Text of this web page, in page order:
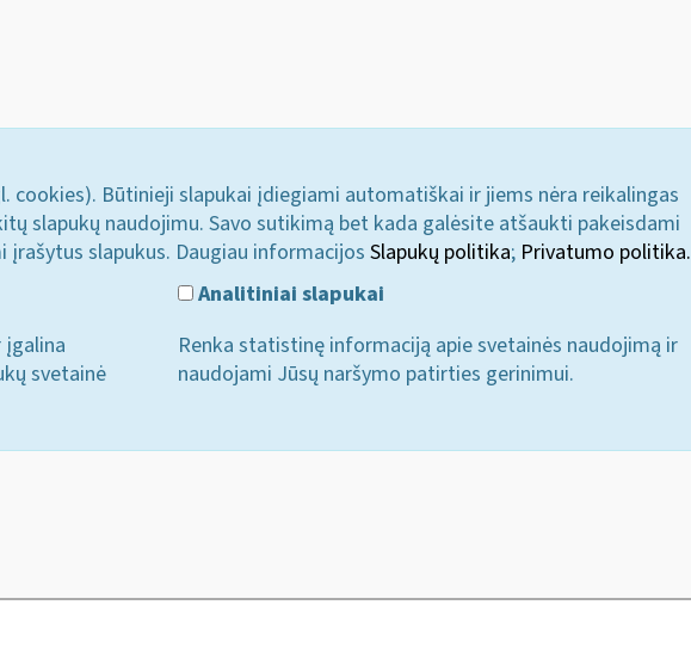
cookies). Būtinieji slapukai įdiegiami automatiškai ir jiems nėra reikalingas
slapukų naudojimu. Savo sutikimą bet kada galėsite atšaukti pakeisdami
slapukus. Daugiau informacijos Slapukų politika; Privatumo politika.
įgalina
svetainė
Analitiniai slapukai
Renka statistinę informaciją apie svetainės naudojimą ir
naudojami Jūsų naršymo patirties gerinimui.